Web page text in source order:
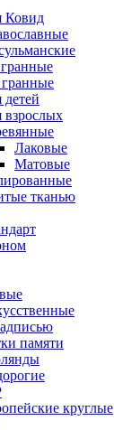
Ковид
детей
взрослых
Лаковые
Матовые
тканью
памяти
круглые